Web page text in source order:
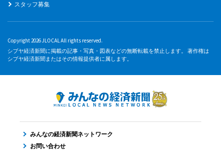
スタッフ募集
Copyright 2026 JLOCAL All rights reserved.
シブヤ経済新聞に掲載の記事・写真・図表などの無断転載を禁止します。 著作権は
シブヤ経済新聞またはその情報提供者に属します。
みんなの経済新聞ネットワーク
お問い合わせ